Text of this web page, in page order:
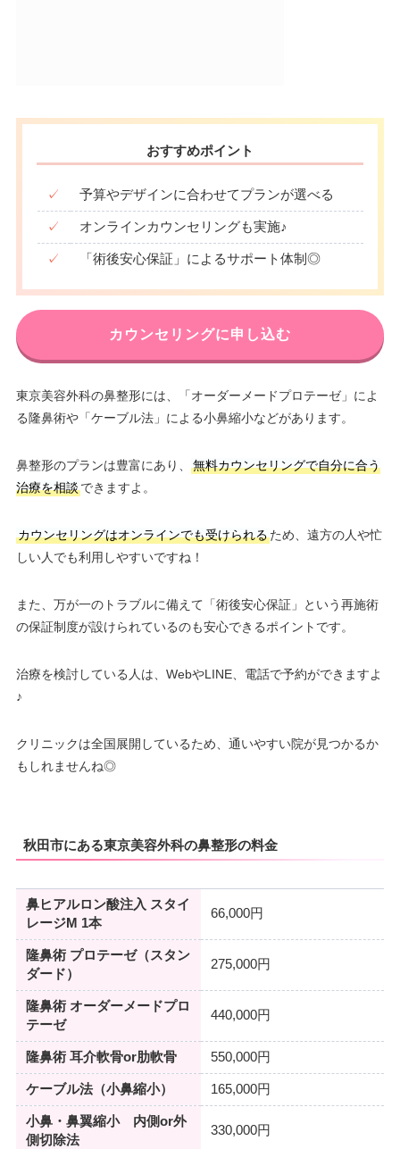
おすすめポイント
✓ 予算やデザインに合わせてプランが選べる
✓ オンラインカウンセリングも実施♪
✓ 「術後安心保証」によるサポート体制◎
カウンセリングに申し込む
東京美容外科の鼻整形には、「オーダーメードプロテーゼ」によ
る隆鼻術や「ケーブル法」による小鼻縮小などがあります。
鼻整形のプランは豊富にあり、
無料カウンセリングで自分に合う
治療を相談できますよ。
カウンセリングはオンラインでも受けられるため、遠方の人や忙
しい人でも利用しやすいですね！
また、万が一のトラブルに備えて「術後安心保証」という再施術
の保証制度が設けられているのも安心できるポイントです。
治療を検討している人は、WebやLINE、電話で予約ができますよ
♪
クリニックは全国展開しているため、通いやすい院が見つかるか
もしれませんね◎
秋田市にある東京美容外科の鼻整形の料金
鼻ヒアルロン酸注入 スタイ
レージM 1本
66,000円
隆鼻術 プロテーゼ（スタン
ダード）
275,000円
隆鼻術 オーダーメードプロ
テーゼ
440,000円
隆鼻術 耳介軟骨or肋軟骨 550,000円
ケーブル法（小鼻縮小） 165,000円
小鼻・鼻翼縮小 内側or外
側切除法
330,000円